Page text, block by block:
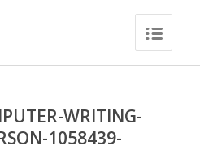
WRITING-
1058439-